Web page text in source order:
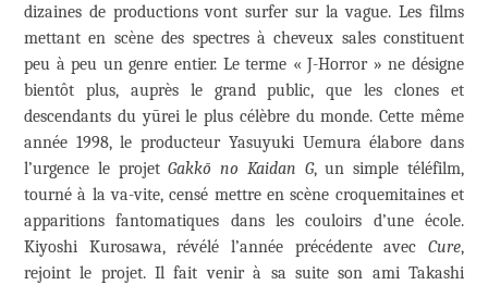
dizaines de productions vont surfer sur la vague. Les films
mettant en scène des spectres à cheveux sales constituent
peu à peu un genre entier. Le terme « J-Horror » ne désigne
bientôt plus, auprès le grand public, que les clones et
descendants du yūrei le plus célèbre du monde. Cette même
année 1998, le producteur Yasuyuki Uemura élabore dans
l’urgence le projetGakkō no Kaidan G, un simple téléfilm,
tourné à la va-vite, censé mettre en scène croquemitaines et
apparitions fantomatiques dans les couloirs d’une école.
Kiyoshi Kurosawa, révélé l’année précédente avec Cure,
rejoint le projet. Il fait venir à sa suite son ami Takashi